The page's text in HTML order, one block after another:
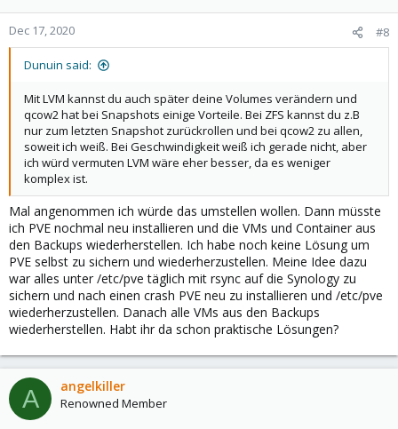
o
n
Dec 17, 2020 #8
Dunuin said:
Mit LVM kannst du auch später deine Volumes verändern und
qcow2 hat bei Snapshots einige Vorteile. Bei ZFS kannst du z.B
nur zum letzten Snapshot zurückrollen und bei qcow2 zu allen,
soweit ich weiß. Bei Geschwindigkeit weiß ich gerade nicht, aber
ich würd vermuten LVM wäre eher besser, da es weniger
komplex ist.
Mal angenommen ich würde das umstellen wollen. Dann müsste
ich PVE nochmal neu installieren und die VMs und Container aus
den Backups wiederherstellen. Ich habe noch keine Lösung um
PVE selbst zu sichern und wiederherzustellen. Meine Idee dazu
war alles unter /etc/pve täglich mit rsync auf die Synology zu
sichern und nach einen crash PVE neu zu installieren und /etc/pve
wiederherzustellen. Danach alle VMs aus den Backups
wiederherstellen. Habt ihr da schon praktische Lösungen?
A angelkiller
Renowned Member